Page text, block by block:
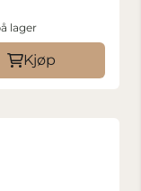
lager
Kjøp